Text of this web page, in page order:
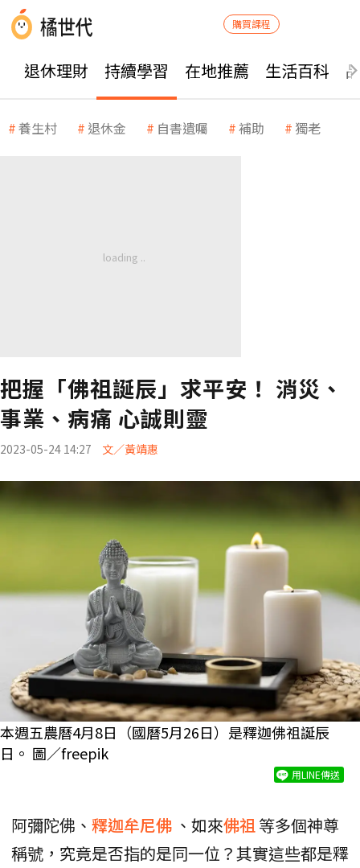
購買課程
退休理財 持續學習 在地推薦 生活百科
養生村 退休金 自書遺囑 補助 獨老
把握「佛祖誕辰」求平安！ 消災、
事業、病痛 心誠則靈
2023-05-24 14:27 文／黃靖惠
本週五農曆4月8日（國曆5月26日）是釋迦佛祖誕辰
日。 圖／freepik
用LINE傳送
阿彌陀佛、 釋迦牟尼佛 、如來佛祖等多個神尊
稱號，究竟是否指的是同一位？其實這些都是釋